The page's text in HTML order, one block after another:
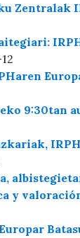
Zentralak
9:30tan
y